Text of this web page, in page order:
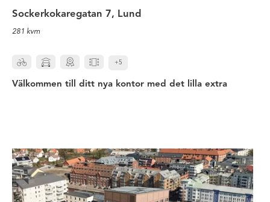
Sockerkokaregatan 7, Lund
281 kvm
+5
Välkommen till ditt nya kontor med det lilla extra
Flytta in i detta eftertraktade